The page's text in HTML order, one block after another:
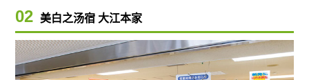
02 美白之汤宿 大江本家